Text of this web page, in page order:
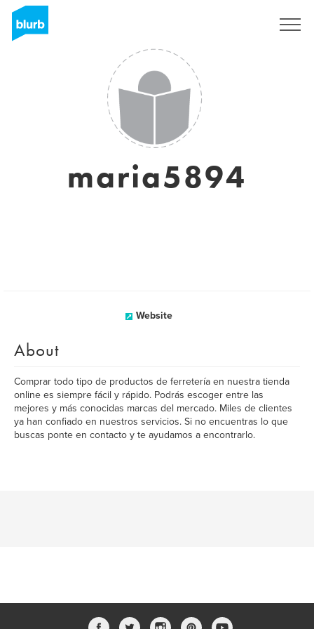
maria5894
Website
About
Comprar todo tipo de productos de ferretería en nuestra tienda
online es siempre fácil y rápido. Podrás escoger entre las
mejores y más conocidas marcas del mercado. Miles de clientes
ya han confiado en nuestros servicios. Si no encuentras lo que
buscas ponte en contacto y te ayudamos a encontrarlo.